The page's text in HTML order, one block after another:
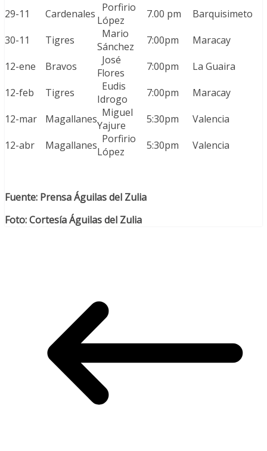
29-11
Cardenales Porfirio
López
7.00 pm
Barquisimeto
30-11
Tigres
Mario
Sánchez
7:00pm
Maracay
12-ene
Bravos
José
Flores
7:00pm
La Guaira
12-feb
Tigres
Eudis
Idrogo
7:00pm
Maracay
12-mar
Magallanes Miguel
Yajure
5:30pm
Valencia
12-abr
Magallanes Porfirio
López
5:30pm Valencia
Fuente: Prensa Águilas del Zulia
Foto: Cortesía Águilas del Zulia